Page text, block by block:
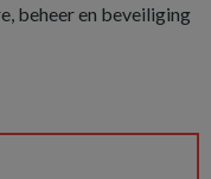
beheer en beveiliging